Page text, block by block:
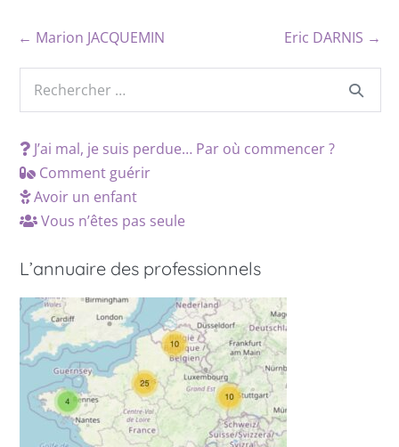
← Marion JACQUEMIN Eric DARNIS →
J’ai mal, je suis perdue… Par où commencer ?
Comment guérir
Avoir un enfant
Vous n’êtes pas seule
L’annuaire des professionnels